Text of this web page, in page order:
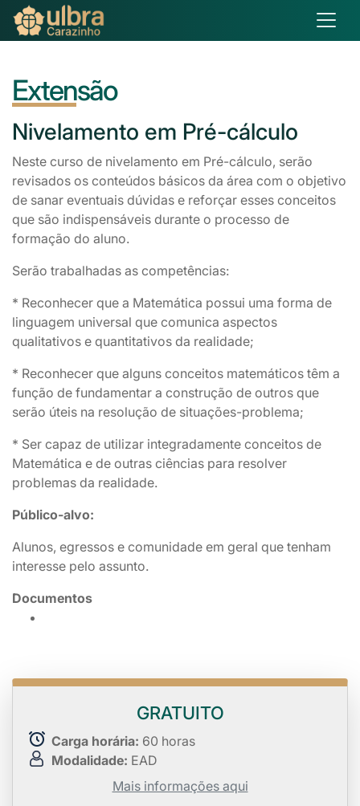
Extensão
Nivelamento em Pré-cálculo
Neste curso de nivelamento em Pré-cálculo, serão
revisados os conteúdos básicos da área com o objetivo
de sanar eventuais dúvidas e reforçar esses conceitos
que são indispensáveis durante o processo de
formação do aluno.
Serão trabalhadas as competências:
* Reconhecer que a Matemática possui uma forma de
linguagem universal que comunica aspectos
qualitativos e quantitativos da realidade;
* Reconhecer que alguns conceitos matemáticos têm a
função de fundamentar a construção de outros que
serão úteis na resolução de situações-problema;
* Ser capaz de utilizar integradamente conceitos de
Matemática e de outras ciências para resolver
problemas da realidade.
Público-alvo:
Alunos, egressos e comunidade em geral que tenham
interesse pelo assunto.
Documentos
GRATUITO
Carga horária: 60 horas
Modalidade: EAD
Mais informações aqui